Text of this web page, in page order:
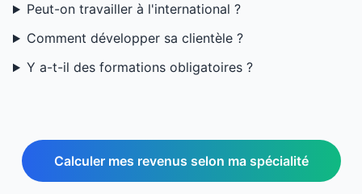
Peut-on travailler à l'international ?
Comment développer sa clientèle ?
Y a-t-il des formations obligatoires ?
Calculer mes revenus selon ma spécialité